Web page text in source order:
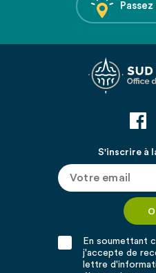
S'inscrire à
En soumettant
j'accepte de
lettre